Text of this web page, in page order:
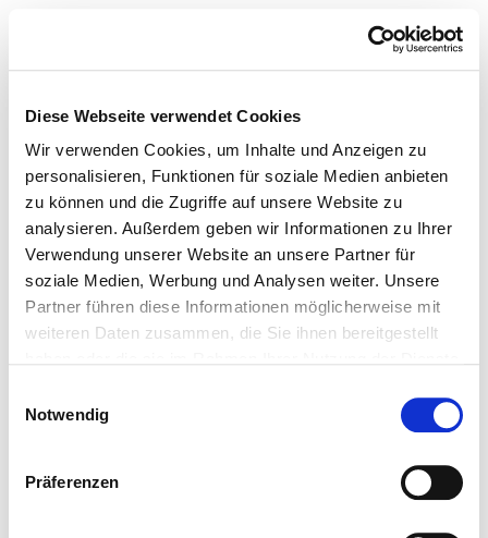
Diese Webseite verwendet Cookies
Wir verwenden Cookies, um Inhalte und Anzeigen zu
personalisieren, Funktionen für soziale Medien anbieten
zu können und die Zugriffe auf unsere Website zu
analysieren. Außerdem geben wir Informationen zu Ihrer
Verwendung unserer Website an unsere Partner für
soziale Medien, Werbung und Analysen weiter. Unsere
Partner führen diese Informationen möglicherweise mit
weiteren Daten zusammen, die Sie ihnen bereitgestellt
Notwendig
Präferenzen